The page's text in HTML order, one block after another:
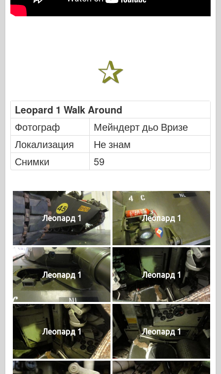
Leopard 1 Walk Around
Фотограф
Мейндерт дьо Вризе
Локализация
Не знам
Снимки
59
Леопард 1 Леопард 1
Леопард 1 Леопард 1
Леопард 1 Леопард 1